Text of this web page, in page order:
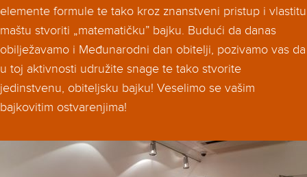
elemente formule te tako kroz znanstveni pristup i vlastitu
maštu stvoriti „matematičku” bajku. Budući da danas
obilježavamo i Međunarodni dan obitelji, pozivamo vas da
u toj aktivnosti udružite snage te tako stvorite
jedinstvenu, obiteljsku bajku! Veselimo se vašim
bajkovitim ostvarenjima!